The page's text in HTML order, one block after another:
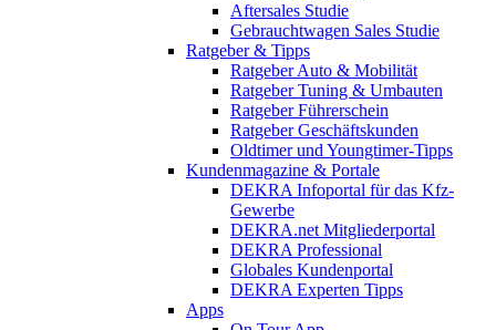
Aftersales Studie
Gebrauchtwagen Sales Studie
Ratgeber & Tipps
Ratgeber Auto & Mobilität
Ratgeber Tuning & Umbauten
Ratgeber Führerschein
Ratgeber Geschäftskunden
Oldtimer und Youngtimer-Tipps
Kundenmagazine & Portale
DEKRA Infoportal für das Kfz-
Gewerbe
DEKRA.net Mitgliederportal
DEKRA Professional
Globales Kundenportal
DEKRA Experten Tipps
Apps